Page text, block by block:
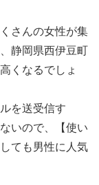
さんの女性が集
静岡県西伊豆町
くなるでしょ
を送受信す
いので、【使い
ても男性に人気